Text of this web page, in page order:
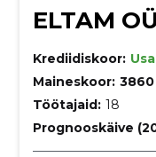
ELTAM
Krediidiskoor:
Maineskoor: 3860
Töötajaid: 18
Prognooskäive